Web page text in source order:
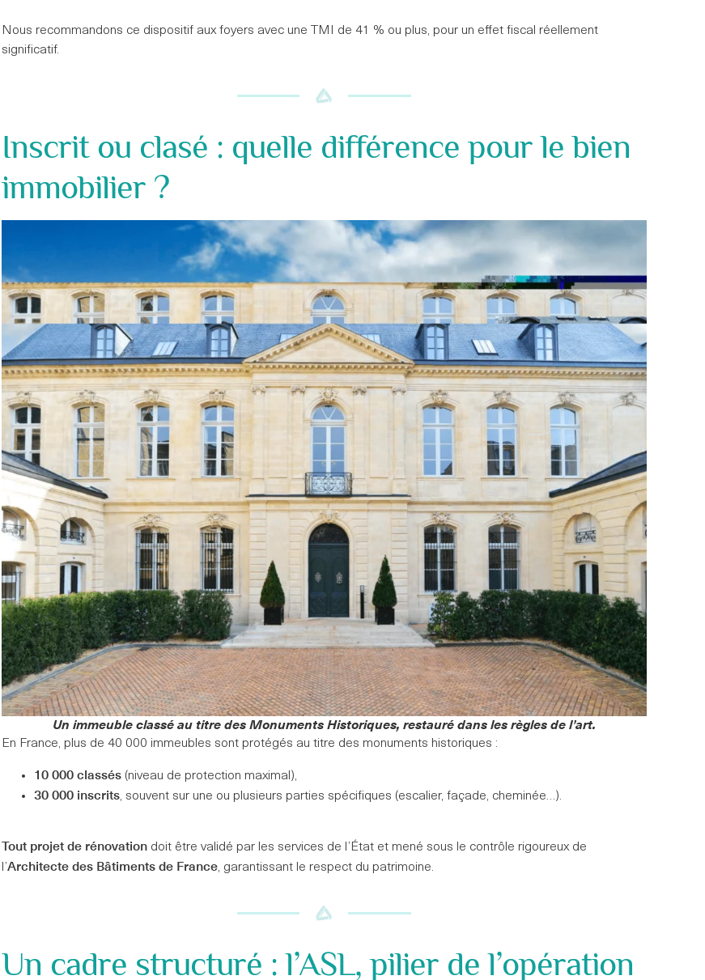
Nous recommandons ce dispositif aux foyers avec une TMI de 41 % ou plus, pour un effet fiscal réellement
significatif.
Inscrit ou clasé : quelle différence pour le bien
immobilier ?
Un immeuble classé au titre des Monuments Historiques, restauré dans les règles de l’art.
En France, plus de 40 000 immeubles sont protégés au titre des monuments historiques :
10 000 classés(niveau de protection maximal),
30 000 inscrits, souvent sur une ou plusieurs parties spécifiques (escalier, façade, cheminée…).
Tout projet de rénovationdoit être validé par les services de l’État et mené sous le contrôle rigoureux de
l’Architecte des Bâtiments de France, garantissant le respect du patrimoine.
Un cadre structuré : l’ASL, pilier de l’opération